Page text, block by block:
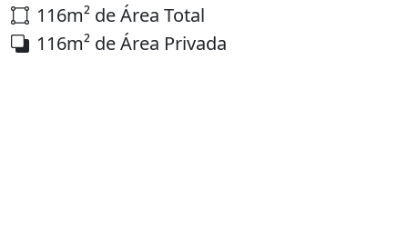
116m² de Área Total
116m² de Área Privada